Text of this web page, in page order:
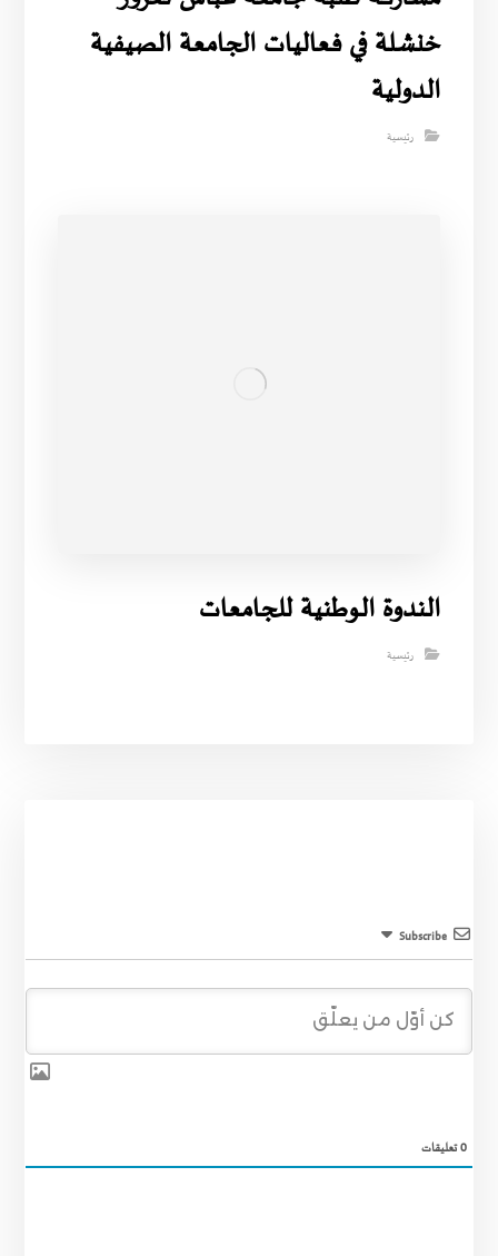
خنشلة في فعاليات الجامعة الصيفية
الدولية
رئيسية
الندوة الوطنية للجامعات
رئيسية
Subscribe
0تعليقات